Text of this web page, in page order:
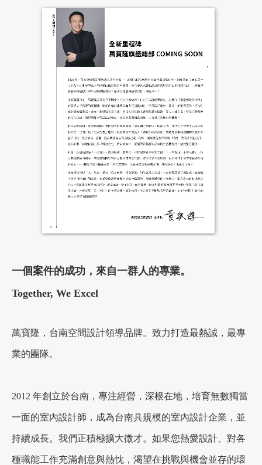
一個案件的成功，來自一群人的專業。
Together, We Excel
萬寶隆，台南空間設計領導品牌。致力打造最熱誠，最專
業的團隊。
2012 年創立於台南，專注經營，深根在地，培育無數獨當
一面的室內設計師，成為台南具規模的室內設計企業，並
持續成長。我們正積極擴大徵才。如果您熱愛設計、對各
種職能工作充滿創意與熱忱，渴望在挑戰與機會並存的環